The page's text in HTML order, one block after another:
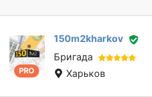
PRO
150m2kharkov
Бригада
Харьков